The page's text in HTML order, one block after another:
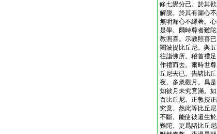
修七覺分已。於其
解脱。於其有漏心
無明漏心不縁著。
是學。爾時尊者難
教照喜。示教照喜
闍波提比丘尼。與
往詣佛所。稽首禮
作禮而去。爾時世
丘尼去已。告諸比
夜。多衆觀月。爲
知彼月未究竟滿。
百比丘尼。正教授
究竟。然此等比丘
不斷。能使彼還生
難陀。更爲諸比丘